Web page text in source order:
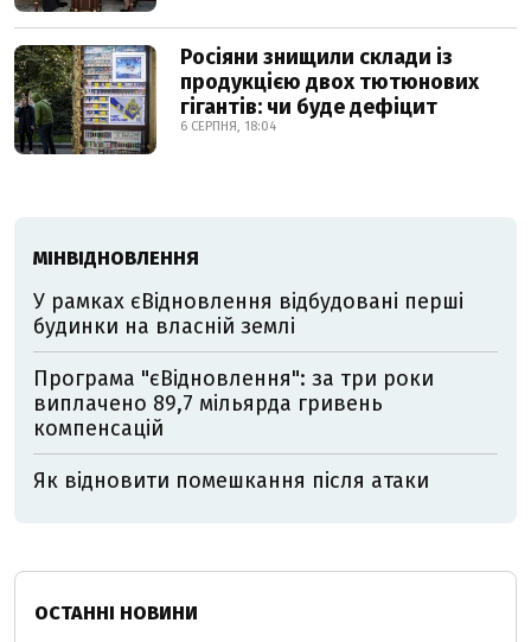
Росіяни знищили склади із
продукцією двох тютюнових
гігантів: чи буде дефіцит
6 СЕРПНЯ, 18:04
МІНВІДНОВЛЕННЯ
У рамках єВідновлення відбудовані перші
будинки на власній землі
Програма "єВідновлення": за три роки
виплачено 89,7 мільярда гривень
компенсацій
Як відновити помешкання після атаки
ОСТАННІ НОВИНИ